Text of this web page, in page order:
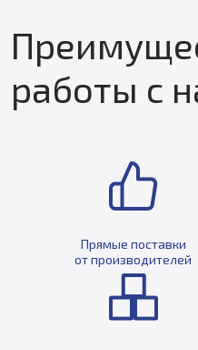
работы с
Прямые поставки
от производителей